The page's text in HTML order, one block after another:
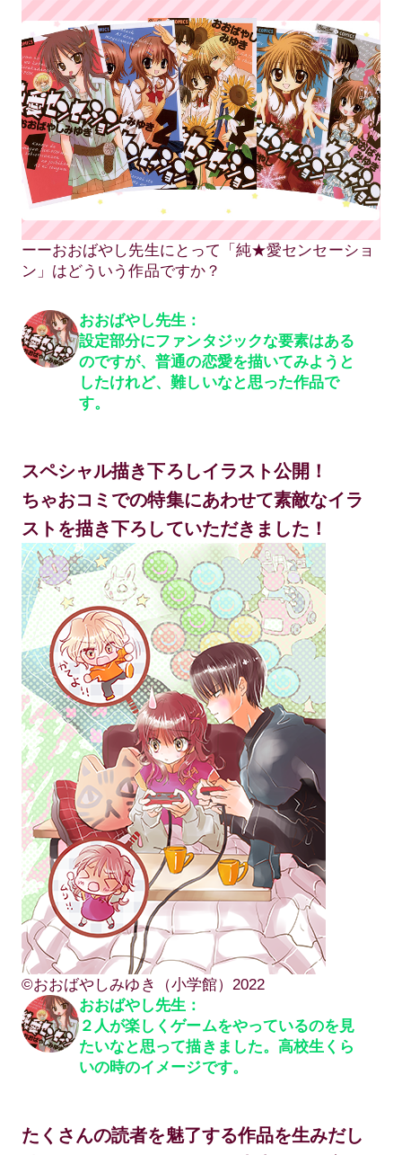
ーーおおばやし先生にとって「純★愛センセーショ
ン」はどういう作品ですか？
おおばやし先生：
設定部分にファンタジックな要素はある
のですが、普通の恋愛を描いてみようと
したけれど、難しいなと思った作品で
す。
スペシャル描き下ろしイラスト公開！
ちゃおコミでの特集にあわせて素敵なイラ
ストを描き下ろしていただきました！
©︎おおばやしみゆき（小学館）2022
おおばやし先生：
２人が楽しくゲームをやっているのを見
たいなと思って描きました。高校生くら
いの時のイメージです。
たくさんの読者を魅了する作品を生みだし